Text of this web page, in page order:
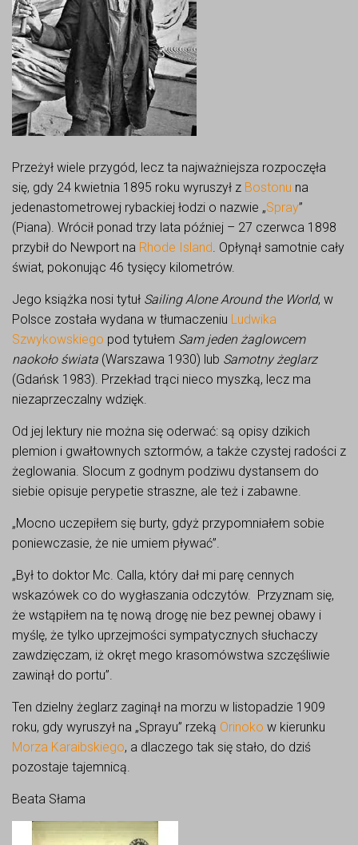
Przeżył wiele przygód, lecz ta najważniejsza rozpoczęła
się, gdy 24 kwietnia 1895 roku wyruszył z Bostonu na
jedenastometrowej rybackiej łodzi o nazwie „Spray”
(Piana). Wrócił ponad trzy lata później – 27 czerwca 1898
przybił do Newport na Rhode Island. Opłynął samotnie cały
świat, pokonując 46 tysięcy kilometrów.
Jego książka nosi tytuł Sailing Alone Around the World, w
Polsce została wydana w tłumaczeniu Ludwika
Szwykowskiego pod tytułem Sam jeden żaglowcem
naokoło świata (Warszawa 1930) lub Samotny żeglarz
(Gdańsk 1983). Przekład trąci nieco myszką, lecz ma
niezaprzeczalny wdzięk.
Od jej lektury nie można się oderwać: są opisy dzikich
plemion i gwałtownych sztormów, a także czystej radości z
żeglowania. Slocum z godnym podziwu dystansem do
siebie opisuje perypetie straszne, ale też i zabawne.
„Mocno uczepiłem się burty, gdyż przypomniałem sobie
poniewczasie, że nie umiem pływać”.
„Był to doktor Mc. Calla, który dał mi parę cennych
wskazówek co do wygłaszania odczytów. Przyznam się,
że wstąpiłem na tę nową drogę nie bez pewnej obawy i
myślę, że tylko uprzejmości sympatycznych słuchaczy
zawdzięczam, iż okręt mego krasomówstwa szczęśliwie
zawinął do portu”.
Ten dzielny żeglarz zaginął na morzu w listopadzie 1909
roku, gdy wyruszył na „Sprayu” rzeką Orinoko w kierunku
Morza Karaibskiego, a dlaczego tak się stało, do dziś
pozostaje tajemnicą.
Beata Słama